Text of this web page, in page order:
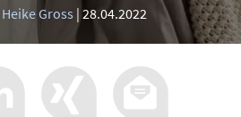
Heike Gross 28.04.2022